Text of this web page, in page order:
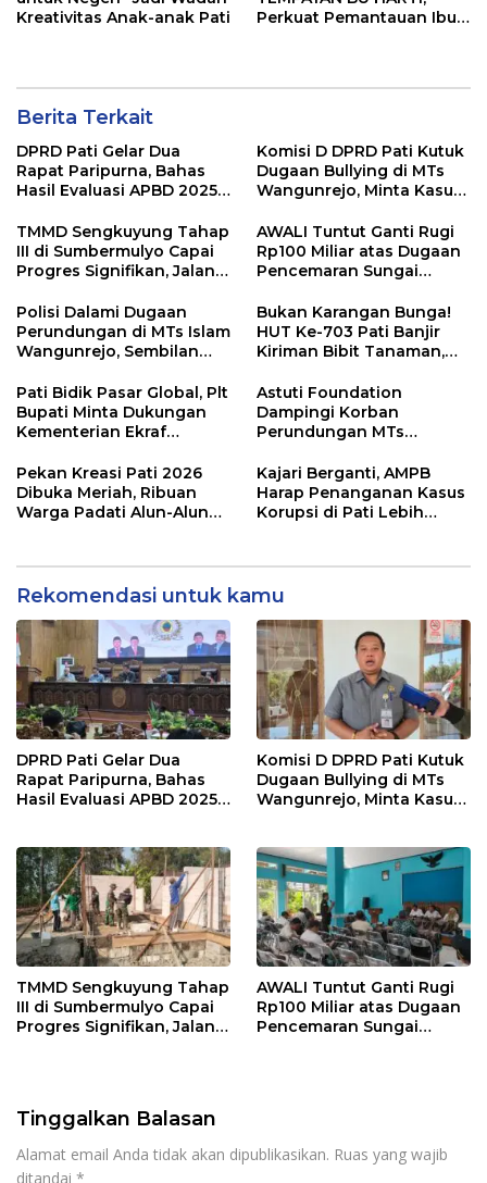
Kreativitas Anak-anak Pati
Perkuat Pemantauan Ibu
Berita Terkait
DPRD Pati Gelar Dua
Rapat Paripurna, Bahas
Hasil Evaluasi APBD 2025
2026
Komisi D DPRD Pati Kutuk
Dugaan Bullying di MTs
Wangunrejo, Minta Kasus
TMMD Sengkuyung Tahap
III di Sumbermulyo Capai
Progres Signifikan, Jalan
Persen
AWALI Tuntut Ganti Rugi
Rp100 Miliar atas Dugaan
Pencemaran Sungai
Lanjuti
Polisi Dalami Dugaan
Perundungan di MTs Islam
Wangunrejo, Sembilan
Bukan Karangan Bunga!
HUT Ke-703 Pati Banjir
Kiriman Bibit Tanaman,
Ramah Lingkungan
Pati Bidik Pasar Global, Plt
Bupati Minta Dukungan
Kementerian Ekraf
Astuti Foundation
Dampingi Korban
Perundungan MTs
Sinergi Cegah Bullying di
Sekolah Berbasis Agama
Pekan Kreasi Pati 2026
Dibuka Meriah, Ribuan
Warga Padati Alun-Alun
Kajari Berganti, AMPB
Harap Penanganan Kasus
Korupsi di Pati Lebih
Rekomendasi untuk kamu
DPRD Pati Gelar Dua
Rapat Paripurna, Bahas
Hasil Evaluasi APBD 2025
Komisi D DPRD Pati Kutuk
Dugaan Bullying di MTs
Wangunrejo, Minta Kasus
TMMD Sengkuyung Tahap
III di Sumbermulyo Capai
Progres Signifikan, Jalan
AWALI Tuntut Ganti Rugi
Rp100 Miliar atas Dugaan
Pencemaran Sungai
Tinggalkan Balasan
Alamat email Anda tidak akan dipublikasikan. Ruas yang wajib
ditandai *